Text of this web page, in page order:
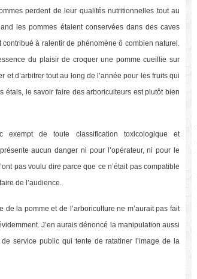
perdent de leur qualités nutritionnelles tout au
les pommes étaient conservées dans des caves
à ralentir de phénomène ô combien naturel.
du plaisir de croquer une pomme cueillie sur
et d’arbitrer tout au long de l’année pour les fruits qui
étals, le savoir faire des arboriculteurs est plutôt bien
de toute classification toxicologique et
aucun danger ni pour l’opérateur, ni pour le
pas voulu dire parce que ce n’était pas compatible
de l’audience.
la pomme et de l’arboriculture ne m’aurait pas fait
J’en aurais dénoncé la manipulation aussi
service public qui tente de ratatiner l’image de la